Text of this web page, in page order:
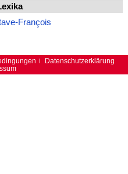
François
Datenschutzerklärung